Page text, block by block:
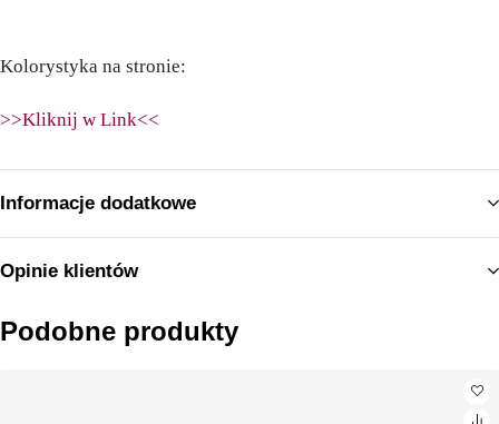
Kolorystyka na stronie:
>>Kliknij w Link<<
Informacje dodatkowe
Opinie klientów
Podobne produkty